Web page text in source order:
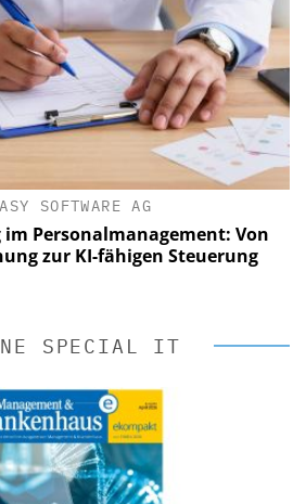
SOFTWARE AG
Personalmanagement: Von
zur KI-fähigen Steuerung
SPECIAL IT